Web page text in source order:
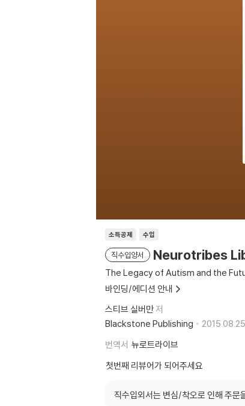
소득공제 수입
직수입양서 Neurotribes
The Legacy of Autism and the
바인딩/에디션 안내
스티브 실버만저
Blackstone Publishing
번역서 뉴로트라이브
첫번째 리뷰어가 되어주세요
직수입외서는 변심/착오로 인해 주문